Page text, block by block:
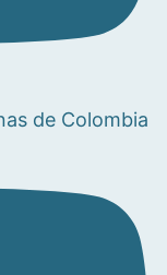
de Colombia